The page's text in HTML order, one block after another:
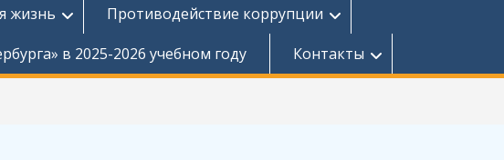
жизнь
Противодействие коррупции
в 2025-2026 учебном году Контакты